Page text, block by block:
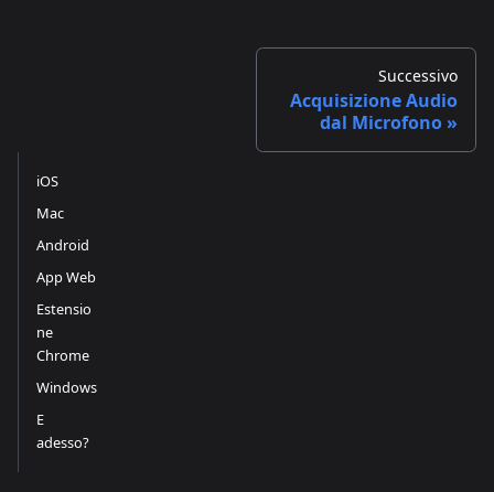
Successivo
Acquisizione Audio
dal Microfono
iOS
Mac
Android
App Web
Estensio
ne
Chrome
Windows
E
adesso?